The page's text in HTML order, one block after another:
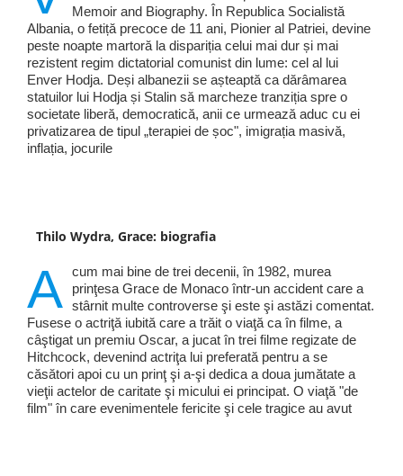
Memoir and Biography. În Republica Socialistă
Albania, o fetiță precoce de 11 ani, Pionier al Patriei, devine
peste noapte martoră la dispariția celui mai dur și mai
rezistent regim dictatorial comunist din lume: cel al lui
Enver Hodja. Deși albanezii se așteaptă ca dărâmarea
statuilor lui Hodja și Stalin să marcheze tranziția spre o
societate liberă, democratică, anii ce urmează aduc cu ei
privatizarea de tipul „terapiei de șoc", imigrația masivă,
inflația, jocurile
Thilo Wydra, Grace: biografia
A cum mai bine de trei decenii, în 1982, murea
prinţesa Grace de Monaco într-un accident care a
stârnit multe controverse şi este şi astăzi comentat.
Fusese o actriţă iubită care a trăit o viaţă ca în filme, a
câştigat un premiu Oscar, a jucat în trei filme regizate de
Hitchcock, devenind actriţa lui preferată pentru a se
căsători apoi cu un prinţ şi a-şi dedica a doua jumătate a
vieţii actelor de caritate şi micului ei principat. O viaţă "de
film" în care evenimentele fericite şi cele tragice au avut